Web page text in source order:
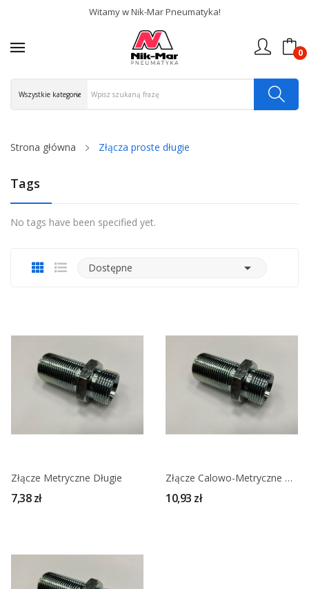
Witamy w Nik-Mar Pneumatyka!
0
Strona główna Złącza proste długie
Tags
No tags have been specified yet.
Dostępne 
Złącze Metryczne Długie
7,38 zł
Złącze Calowo-Metryczne Długie
10,93 zł